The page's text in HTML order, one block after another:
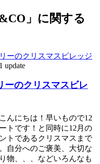
」に関する
update
ーのクリスマスビレ
んにちは！早いもので12
トです！と同時に12月の
トであるクリスマスまで
自分へのご褒美、大切な
物、、、などいろんなも